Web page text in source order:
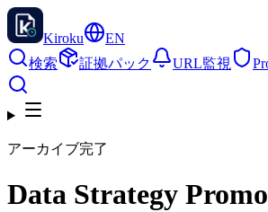
Kiroku
EN
検索
証拠パック URL監視
アーカイブ完了
Data Strategy